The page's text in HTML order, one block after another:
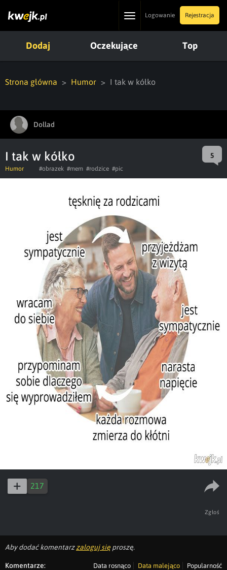
ToggleLogowanie Rejestracja
Dodaj Oczekujące Top
Strona główna Humor I tak w kółko
Dollad
I tak w kółko 5
Humor #obrazek #mem #rodzice #pic
217
Zgłoś
Aby dodać komentarzzaloguj się proszę.
Komentarze: Data rosnąco Data malejąco Popularność